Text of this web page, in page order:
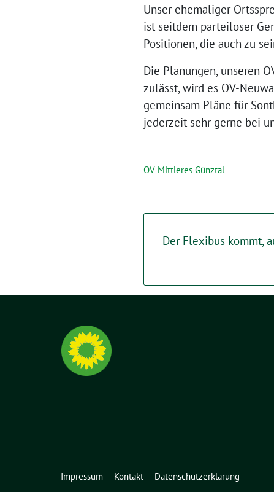
Unser ehemaliger
ist seitdem parteiloser
Positionen, die auch zu
Die Planungen, unseren
zulässt, wird es OV-
gemeinsam Pläne für
jederzeit sehr gerne bei
OV Mittleres Günztal
Der Flexibus kommt,
Impressum Kontakt Datenschutzerklärung